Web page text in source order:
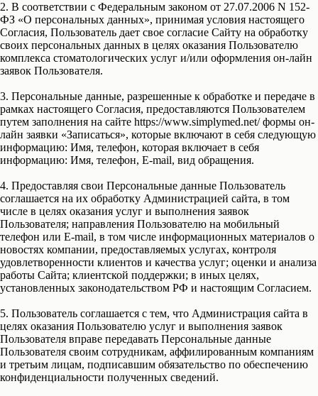
2. В соответствии с Федеральным законом от 27.07.2006 N 152-
ФЗ «О персональных данных», принимая условия настоящего
Согласия, Пользователь дает свое согласие Сайту на обработку
своих персональных данных в целях оказания Пользователю
комплекса стоматологических услуг и/или оформления он-лайн
заявок Пользователя.
3. Персональные данные, разрешенные к обработке и передаче в
рамках настоящего Согласия, предоставляются Пользователем
путем заполнения на сайте https://www.simplymed.net/ формы он-
лайн заявки «Записаться», которые включают в себя следующую
информацию: Имя, телефон, которая включает в себя
информацию: Имя, телефон, E-mail, вид обращения.
4. Предоставляя свои Персональные данные Пользователь
соглашается на их обработку Администрацией сайта, в том
числе в целях оказания услуг и выполнения заявок
Пользователя; направления Пользователю на мобильный
телефон или E-mail, в том числе информационных материалов о
новостях компании, предоставляемых услугах, контроля
удовлетворенности клиентов и качества услуг; оценки и анализа
работы Сайта; клиентской поддержки; в иных целях,
установленных законодательством РФ и настоящим Согласием.
5. Пользователь соглашается с тем, что Администрация сайта в
целях оказания Пользователю услуг и выполнения заявок
Пользователя вправе передавать Персональные данные
Пользователя своим сотрудникам, аффилированным компаниям
и третьим лицам, подписавшим обязательство по обеспечению
конфиденциальности полученных сведений.